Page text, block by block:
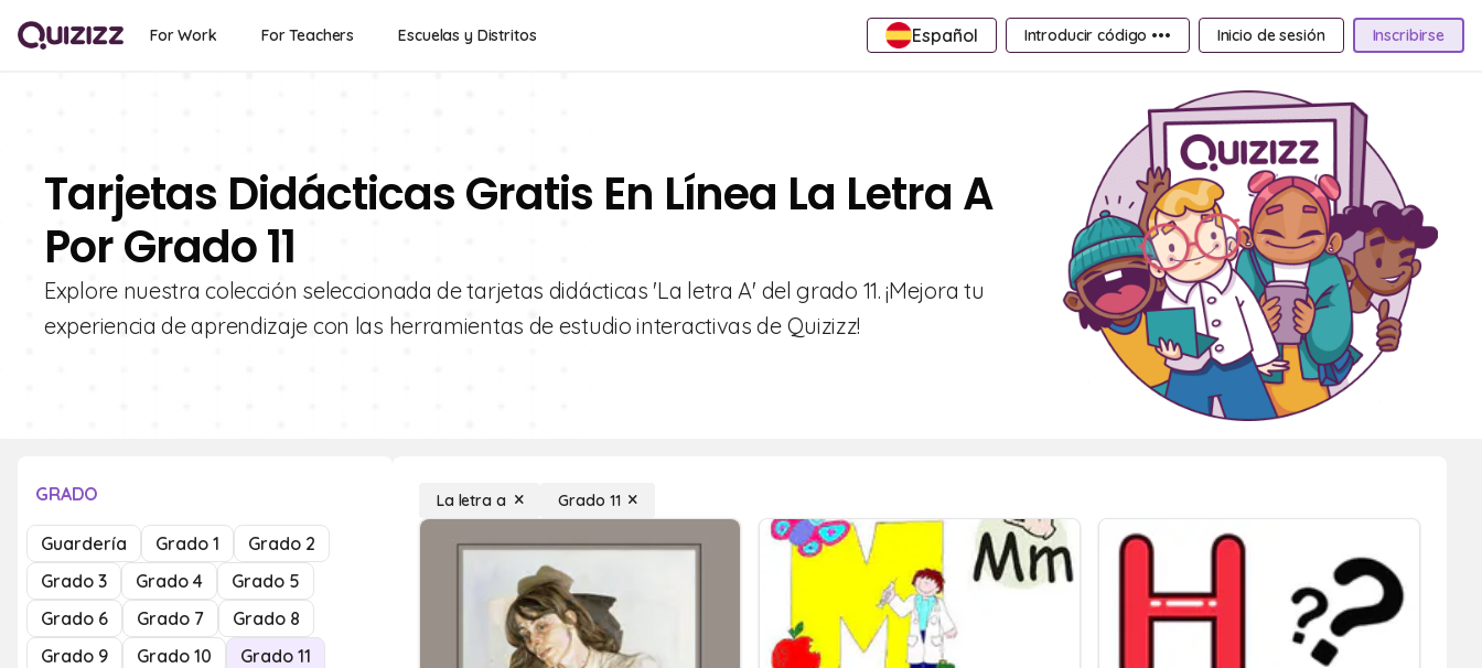
For Work For Teachers Escuelas y Distritos Español Introducir código ••• Inicio de sesión Inscribirse
Tarjetas Didácticas Gratis En Línea La Letra A
Por Grado 11
Explore nuestra colección seleccionada de tarjetas didácticas 'La letra A' del grado 11. ¡Mejora tu
experiencia de aprendizaje con las herramientas de estudio interactivas de Quizizz!
GRADO
Guardería Grado 1
Grado 2
Grado 3
Grado 4
Grado 5
Grado 6
Grado 7
Grado 8
Grado 9
Grado 10
Grado 11
La letra a Grado 11